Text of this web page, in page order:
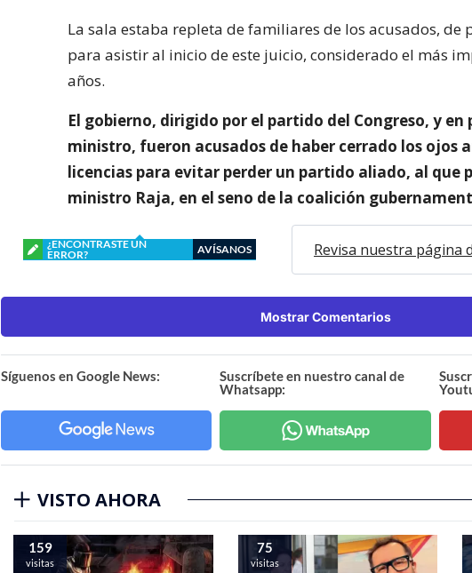
La sala estaba repleta de familiares de los acusados, de
para asistir al inicio de este juicio, considerado el más
años.
El gobierno, dirigido por el partido del Congreso, y
ministro, fueron acusados de haber cerrado los ojos
licencias para evitar perder un partido aliado, al que
ministro Raja, en el seno de la coalición
¿ENCONTRASTE UN
ERROR?
AVÍSANOS Revisa nuestra página
Mostrar Comentarios
Síguenos en Google News:
Suscríbete en nuestro canal de
Whatsapp:
VISTO AHORA
159
visitas
75
visitas